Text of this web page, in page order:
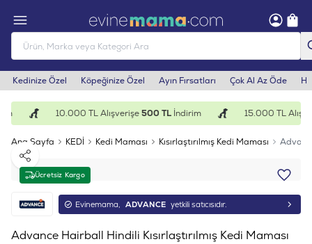
Kedinize Özel Köpeğinize Özel Ayın Fırsatları Çok Al Az Öde
10.000 TL Alışverişe500 TLİndirim 15.000 TL
Ana Sayfa KEDİ Kedi Maması Kısırlaştırılmış Kedi Maması
Ücretsiz Kargo
Paylaş
Evinemama, ADVANCE yetkili satıcısıdır.
Advance Hairball Hindili Kısırlaştırılmış Kedi Maması